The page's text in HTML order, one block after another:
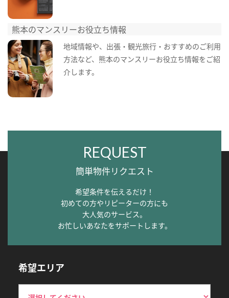
熊本のマンスリーお役立ち情報
地域情報や、出張・観光旅行・おすすめのご利用
方法など、熊本のマンスリーお役立ち情報をご紹
介します。
REQUEST
簡単物件リクエスト
希望条件を伝えるだけ！
初めての方やリピーターの方にも
大人気のサービス。
お忙しいあなたをサポートします。
希望エリア